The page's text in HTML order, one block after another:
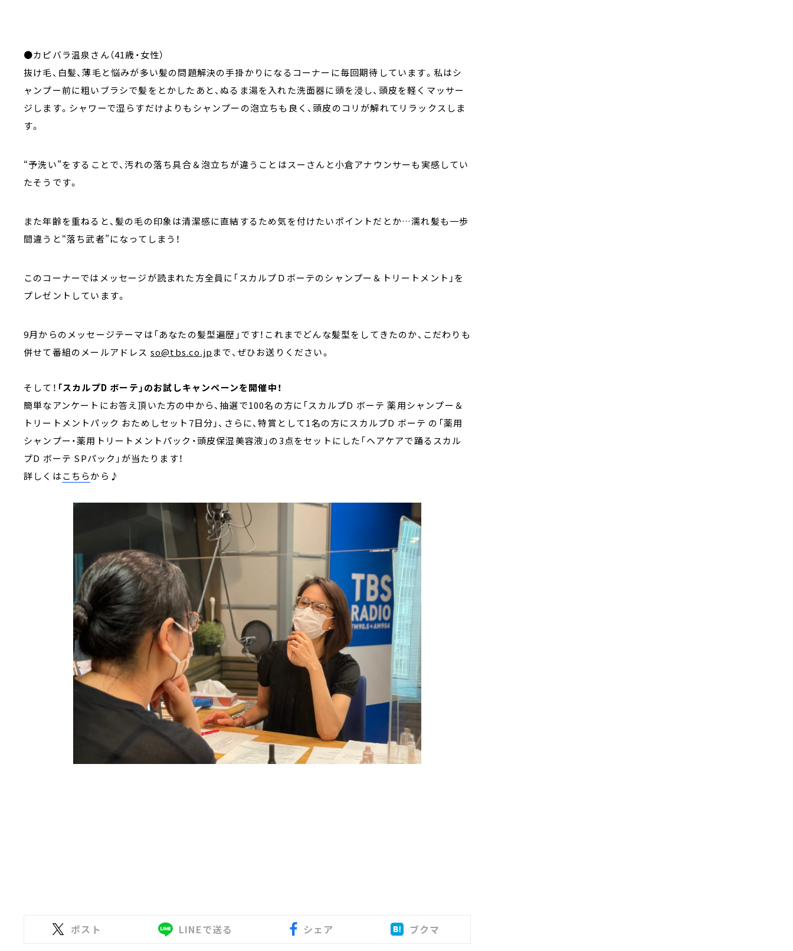
●カピバラ温泉さん（41歳・女性）
抜け毛、白髪、薄毛と悩みが多い髪の問題解決の手掛かりになるコーナーに毎回期待しています。私はシ
ャンプー前に粗いブラシで髪をとかしたあと、ぬるま湯を入れた洗面器に頭を浸し、頭皮を軽くマッサー
ジします。シャワーで湿らすだけよりもシャンプーの泡立ちも良く、頭皮のコリが解れてリラックスしま
す。
“予洗い”をすることで、汚れの落ち具合＆泡立ちが違うことはスーさんと小倉アナウンサーも実感してい
たそうです。
また年齢を重ねると、髪の毛の印象は清潔感に直結するため気を付けたいポイントだとか…濡れ髪も一歩
間違うと“落ち武者”になってしまう！
このコーナーではメッセージが読まれた方全員に「スカルプＤボーテのシャンプー＆トリートメント」を
プレゼントしています。
9月からのメッセージテーマは「あなたの髪型遍歴」です！これまでどんな髪型をしてきたのか、こだわりも
併せて番組のメールアドレス so@tbs.co.jp まで、ぜひお送りください。
そして！ 「スカルプD ボーテ」のお試しキャンペーンを開催中！
簡単なアンケートにお答え頂いた方の中から、抽選で100名の方に「スカルプD ボーテ 薬用シャンプー＆
トリートメントパック おためしセット7日分」、さらに、特賞として1名の方にスカルプD ボーテ の「薬用
シャンプー・薬用トリートメントパック・頭皮保湿美容液」の3点をセットにした「ヘアケアで踊るスカル
プD ボーテ SPパック」が当たります！
詳しくはこちらから♪
ポスト LINEで送る シェア ブクマ